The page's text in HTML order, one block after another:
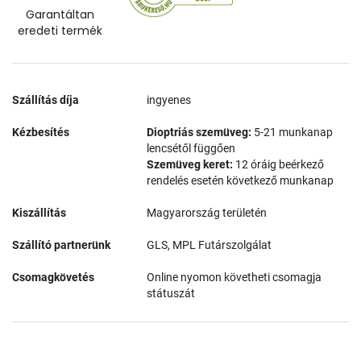
Garantáltan
eredeti termék
Szállítás díja ingyenes
Kézbesítés Dioptriás szemüveg: 5-21 munkanap
lencsétől függően
Szemüveg keret: 12 óráig beérkező
rendelés esetén következő munkanap
Kiszállítás Magyarország területén
Szállító partnerünk GLS, MPL Futárszolgálat
Csomagkövetés
Online nyomon követheti csomagja
státuszát